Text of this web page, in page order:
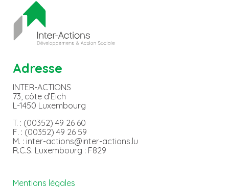
Adresse
INTER-ACTIONS
73, côte d’Eich
L-1450 Luxembourg
T. : (00352) 49 26 60
F. : (00352) 49 26 59
M. : inter-actions@inter-actions.lu
R.C.S. Luxembourg : F829
Mentions légales